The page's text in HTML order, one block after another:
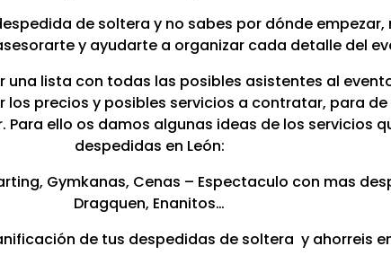
de soltera y no sabes por dónde
y ayudarte a organizar cada detalle del
una lista con todas las posibles asistentes al
los precios y posibles servicios a contratar, para
Para ello os damos algunas ideas de los servicios
despedidas en León:
Gymkanas, Cenas – Espectaculo con mas
Dragquen, Enanitos…
de tus despedidas de soltera y ahorreis